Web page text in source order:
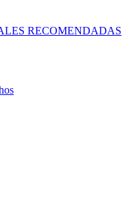
RECOMENDADAS